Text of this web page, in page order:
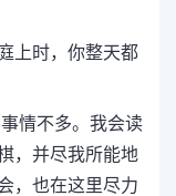
上时，你整天都
情不多。我会读
，并尽我所能地
，也在这里尽力